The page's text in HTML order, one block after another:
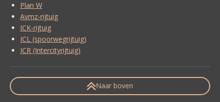
Plan W
Avmz-rijtuig
ICK-rijtuig
ICL (spoorwegrijtuig)
ICR (Intercityrijtuig)
Naar boven